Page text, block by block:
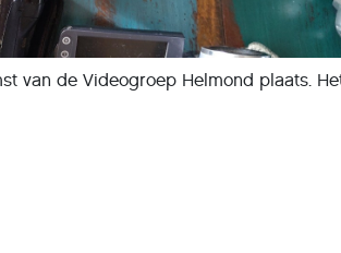
van de Videogroep Helmond plaats.